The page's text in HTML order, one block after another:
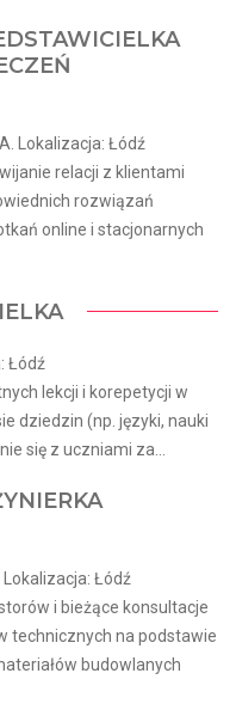
Lokalizacja: Łódź
relacji z klientami
rozwiązań
online i stacjonarnych
Łódź
lekcji i korepetycji w
dziedzin (np. języki, nauki
się z uczniami za...
Łódź
i bieżące konsultacje
technicznych na podstawie
budowlanych